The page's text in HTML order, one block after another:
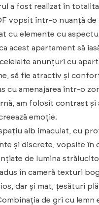
a fost realizat în
vopsit într-o nuanță de
cu elemente cu
acest apartament să
anunțuri cu
să fie atractiv și
cu amenajarea într-o
am folosit contrast și
emoție.
alb imaculat, cu
și discrete, vopsite în
de lumina
în cameră texturi
dar și mat, țesături
de gri cu lemn